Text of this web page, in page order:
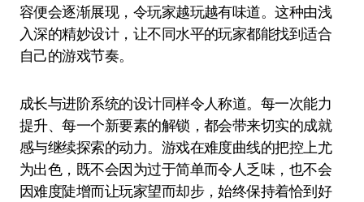
容便会逐渐展现，令玩家越玩越有味道。这种由浅
入深的精妙设计，让不同水平的玩家都能找到适合
自己的游戏节奏。
成长与进阶系统的设计同样令人称道。每一次能力
提升、每一个新要素的解锁，都会带来切实的成就
感与继续探索的动力。游戏在难度曲线的把控上尤
为出色，既不会因为过于简单而令人乏味，也不会
因难度陡增而让玩家望而却步，始终保持着恰到好